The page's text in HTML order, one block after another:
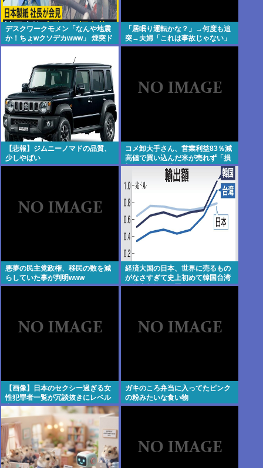
デスクワークモメン「なんや地震
か！ちょwクソデカwww」 煙突ド
ーン 死亡
「居眠り運転かな？」→何度も追
突→夫婦「これは事故じゃない」
と気付く…
【悲報】ジムニーノマドの品質、
少しやばい
コメ卸大手さん、営業利益83％減
高値で買い込んだ米が売れず「損
切り祭り」開幕へ
悪夢の民主党政権、移民の数を減
らしていた事が判明www
経済大国の日本、世界に売るもの
がなさすぎて史上初めて韓国台湾
に輸出額抜かれ置いてけぼり
【画像】日本のセクシー過ぎる女
性犯罪者一覧が冗談抜きにレベル
高過ぎる件w w w w w w w w w
ガキのころ弁当に入ってたピンク
の粉みたいな食い物